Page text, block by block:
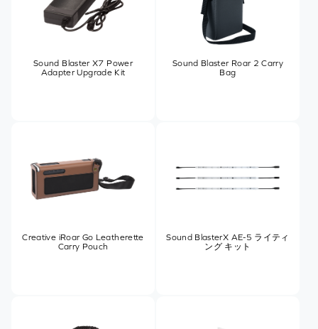
Sound Blaster X7 Power
Adapter Upgrade Kit
Sound Blaster Roar 2 Carry
Bag
Creative iRoar Go Leatherette
Carry Pouch
Sound BlasterX AE-5 ライティ
ング キット